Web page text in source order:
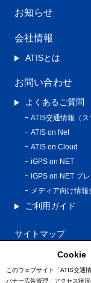
お知らせ
会社情報
ATISとは
お問い合わせ
よくあるご質問
ATIS交通情報（ス
ATIS on Net
ATIS on Cloud
iGPS on NET
iGPS on NET プ
メディア向け情報
ご利用ガイド
サイトマップ
プライバシーポリ
利用規約
Cookie
このウェブサイト「ATIS交通
バナー広告管理、アクセス状